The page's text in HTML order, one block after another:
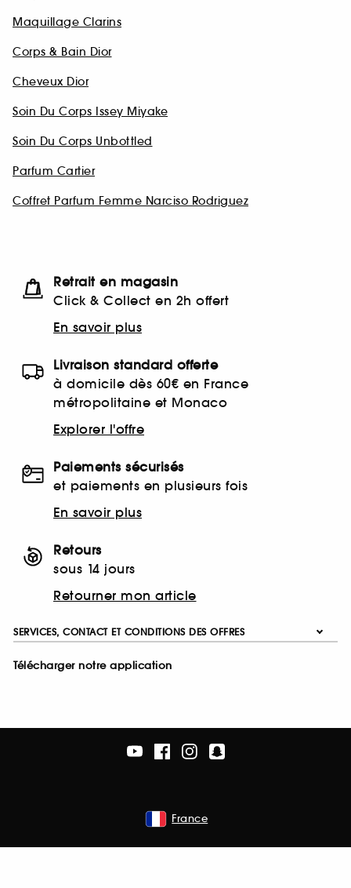
Maquillage Clarins
Corps & Bain Dior
Cheveux Dior
Soin Du Corps Issey Miyake
Soin Du Corps Unbottled
Parfum Cartier
Coffret Parfum Femme Narciso Rodriguez
Retrait en magasin
Click & Collect en 2h offert
En savoir plus
Livraison standard offerte
à domicile dès 60€ en France
métropolitaine et Monaco
Explorer l'offre
Paiements sécurisés
et paiements en plusieurs fois
En savoir plus
Retours
sous 14 jours
Retourner mon article
SERVICES, CONTACT ET CONDITIONS DES OFFRES
Télécharger notre application
France